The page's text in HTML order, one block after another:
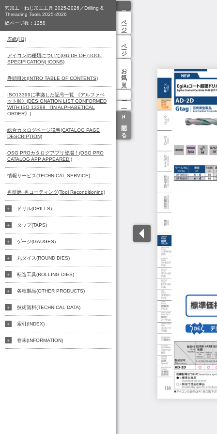
ページ一覧
ページ検索
お気に入り
閉じる
穴加工・ねじ加工工具 2025-2026／Drilling &
Threading Tools 2025-2026
総ページ数： 1258
表紙(H1)
アイコンの種類について(GUIDE OF (TOOL
SPECIFICATION) ICONS)
巻頭目次(INTRO TABLE OF CONTENTS)
ISO13399に準拠した記号一覧 《アルファベ
ット順》(DESIGNATION LIST CONFORMED
WITH ISO 13399 《IN ALPHABETICAL
ORDER》)
総合カタログページ説明(CATALOG PAGE
DESCRIPTION)
OSG PROカタログアプリ登場！(OSG PRO
CATALOG APP APPEARED!)
情報サービス(TECHNICAL SERVICE)
再研磨･再コーティング(Tool Reconditioning)
ドリル(DRILLS)
タップ(TAPS)
ゲージ(GAUGES)
丸ダイス(ROUND DIES)
転造工具(ROLLING DIES)
各種製品(OTHER PRODUCTS)
技術資料(TECHNICAL DATA)
索引(INDEX)
巻末(INFORMATION)